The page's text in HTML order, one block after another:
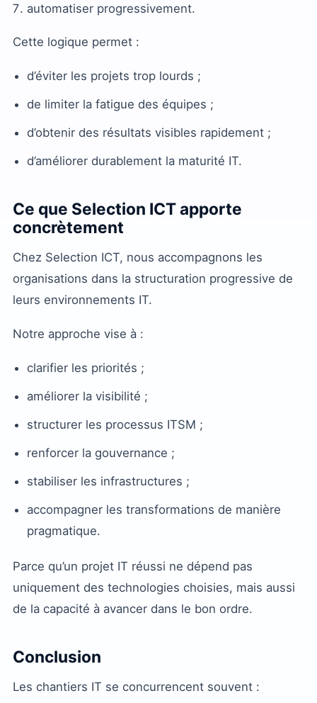
automatiser progressivement.
Cette logique permet :
d’éviter les projets trop lourds ;
de limiter la fatigue des équipes ;
d’obtenir des résultats visibles rapidement ;
d’améliorer durablement la maturité IT.
Ce que Selection ICT apporte
concrètement
Chez Selection ICT, nous accompagnons les
organisations dans la structuration progressive de
leurs environnements IT.
Notre approche vise à :
clarifier les priorités ;
améliorer la visibilité ;
structurer les processus ITSM ;
renforcer la gouvernance ;
stabiliser les infrastructures ;
accompagner les transformations de manière
pragmatique.
Parce qu’un projet IT réussi ne dépend pas
uniquement des technologies choisies, mais aussi
de la capacité à avancer dans le bon ordre.
Conclusion
Les chantiers IT se concurrencent souvent :